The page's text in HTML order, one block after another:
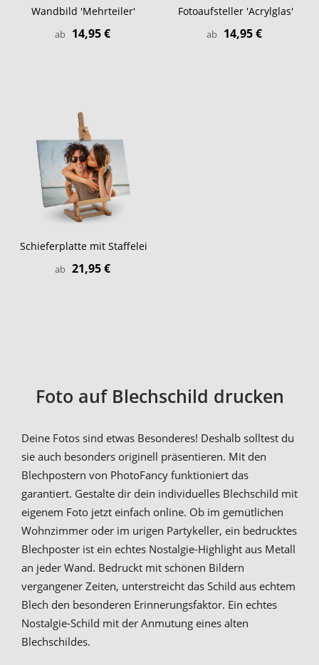
Wandbild 'Mehrteiler'
ab 14,95 €
Fotoaufsteller 'Acrylglas'
ab 14,95 €
Schieferplatte mit Staffelei
ab 21,95 €
Foto auf Blechschild drucken
Deine Fotos sind etwas Besonderes! Deshalb solltest du
sie auch besonders originell präsentieren. Mit den
Blechpostern von PhotoFancy funktioniert das
garantiert. Gestalte dir dein individuelles Blechschild mit
eigenem Foto jetzt einfach online. Ob im gemütlichen
Wohnzimmer oder im urigen Partykeller, ein bedrucktes
Blechposter ist ein echtes Nostalgie-Highlight aus Metall
an jeder Wand. Bedruckt mit schönen Bildern
vergangener Zeiten, unterstreicht das Schild aus echtem
Blech den besonderen Erinnerungsfaktor. Ein echtes
Nostalgie-Schild mit der Anmutung eines alten
Blechschildes.